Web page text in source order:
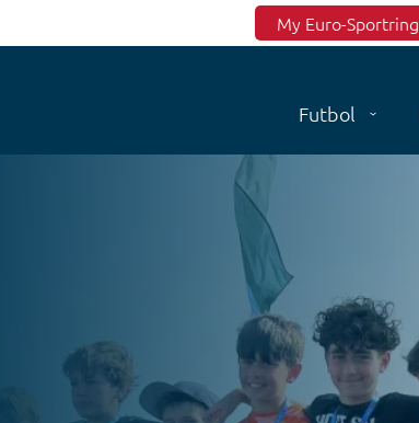
Top menu
My Euro-Sportring
Futbol